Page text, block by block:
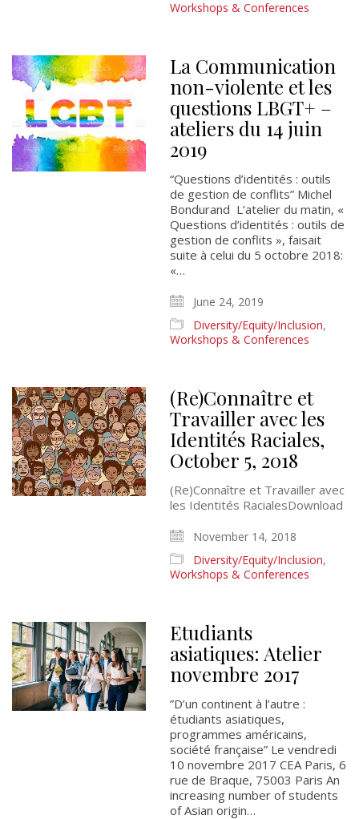
Workshops & Conferences
La Communication
non-violente et les
questions LBGT+ –
ateliers du 14 juin
2019
“Questions d’identités : outils
de gestion de conflits” Michel
Bondurand L’atelier du matin, «
Questions d’identités : outils de
gestion de conflits », faisait
suite à celui du 5 octobre 2018:
«…
June 24, 2019
Diversity/Equity/Inclusion,
Workshops & Conferences
(Re)Connaître et
Travailler avec les
Identités Raciales,
October 5, 2018
(Re)Connaître et Travailler avec
les Identités RacialesDownload
November 14, 2018
Diversity/Equity/Inclusion,
Workshops & Conferences
Etudiants
asiatiques: Atelier
novembre 2017
”D’un continent à l’autre :
étudiants asiatiques,
programmes américains,
société française” Le vendredi
10 novembre 2017 CEA Paris, 6
rue de Braque, 75003 Paris An
increasing number of students
of Asian origin…